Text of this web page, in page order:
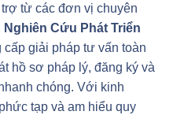
từ các đơn vị chuyên
Nghiên Cứu Phát Triển
cấp giải pháp tư vấn toàn
hồ sơ pháp lý, đăng ký và
chóng. Với kinh
tạp và am hiểu quy